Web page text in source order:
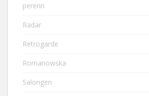
perenn
Radar
Retrogarde
Romanowska
Salongen